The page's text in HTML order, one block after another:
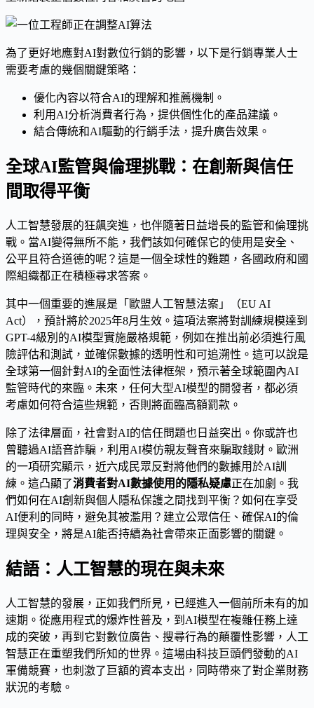
為了更好地應對AI對數位行銷的影響，以下是行銷專業人士
需要考慮的幾個關鍵策略：
優化內容以符合AI的理解和推薦機制。
利用AI分析消費者行為，提供個性化的產品建議。
結合傳統和AI驅動的行銷手法，提升廣告效果。
全球AI監管與倫理挑戰：在創新與信任
間取得平衡
人工智慧發展的狂飆突進，也伴隨著日益增長的監管和倫理挑
戰。當AI變得無所不能，我們該如何確保它的使用是安全、
公平且符合道德的呢？這是一個全球性的難題，各國政府和國
際組織都正在積極尋求答案。
其中一個重要的進展是「歐盟人工智慧法案」（EU AI
Act），預計將於2025年8月生效。這項法案將對訓練規模達到
GPT-4級別的AI模型實施嚴格規範，例如在推出前必須進行風
險評估和測試，並確保數據的透明性和可追溯性。這可以說是
全球第一個針對AI的全面性法律框架，預示著全球範圍內AI
監管時代的來臨。未來，任何大型AI模型的開發者，都必須
考慮如何符合這些規範，否則將面臨高額罰款。
除了法律層面，社會對AI的信任問題也日益突出。你或許也
曾聽過AI語音詐騙，利用AI模仿親友聲音來騙取錢財。歐洲
的一項研究顯示，近六成民眾反對將他們的數據用於AI訓
練。這凸顯了消費者對AI數據使用的隱私疑慮正在加劇。我
們如何在AI創新與個人隱私保護之間找到平衡？如何在享受
AI便利的同時，避免其被濫用？建立公眾信任、確保AI的倫
理與安全，將是AI能否持續為社會帶來正面影響的關鍵。
結語：人工智慧的現在與未來
人工智慧的發展，正如我們所見，已經進入一個前所未有的加
速期。從應用程式的爆炸性普及，到AI模型在複雜任務上達
成的突破，再到它對數位廣告、搜尋行為的顛覆性影響，人工
智慧正在重塑我們所知的世界。這場由科技巨頭們發動的AI
軍備競賽，也刺激了巨額的資本支出，同時帶來了對企業財務
狀況的考驗。